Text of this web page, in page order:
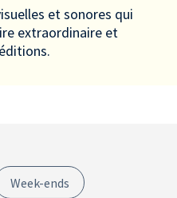
et sonores qui
extraordinaire et
Week-ends